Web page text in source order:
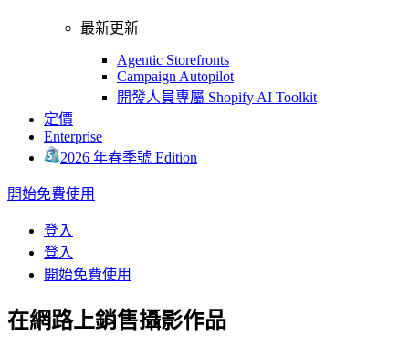
最新更新
Agentic Storefronts
Campaign Autopilot
開發人員專屬 Shopify AI Toolkit
定價
Enterprise
2026 年春季號 Edition
開始免費使用
登入
登入
開始免費使用
在網路上銷售攝影作品